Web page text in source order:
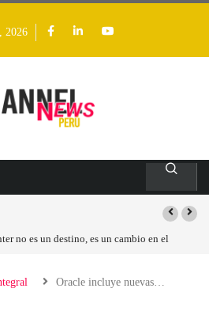
2026
no es un destino, es un cambio en el
Oracle incluye nuevas…